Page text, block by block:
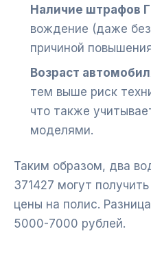
Наличие штрафов
вождение (даже
причиной
Возраст
тем выше риск
что также
моделями.
Таким образом, два
371427 могут
цены на полис.
5000-7000 рублей.